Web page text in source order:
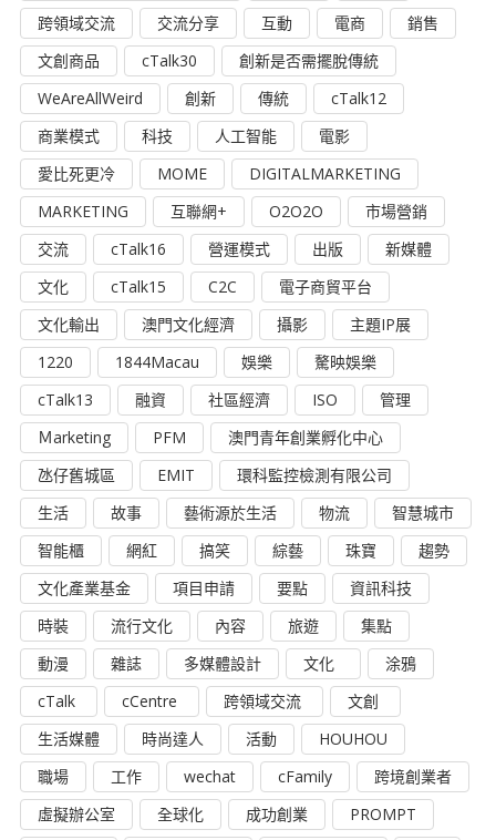
跨領域交流
交流分享 互動 電商
銷售
文創商品
cTalk30
創新是否需擺脫傳統
WeAreAllWeird
創新 傳統
cTalk12
商業模式
科技 人工智能
電影
愛比死更冷
MOME
DIGITALMARKETING
MARKETING
互聯網+ O2O2O
市場營銷
交流
cTalk16 營運模式 出版
新媒體
文化
cTalk15 C2C
電子商貿平台
文化輸出
澳門文化經濟 攝影
主題IP展
1220
1844Macau 娛樂
驁映娛樂
cTalk13
融資 社區經濟 ISO
管理
Ｍarketing
PFM
澳門青年創業孵化中心
氹仔舊城區
EMIT
環科監控檢測有限公司
生活
故事 藝術源於生活 物流
智慧城市
智能櫃
網紅 搞笑 綜藝 珠寶
趨勢
文化產業基金
項目申請 要點
資訊科技
時裝
流行文化 內容 旅遊
集點
動漫
雜誌 多媒體設計 文化
涂鴉
cTalk
cCentre 跨領域交流
文創
生活媒體
時尚達人 活動
HOUHOU
職場
工作 wechat cFamily
跨境創業者
虛擬辦公室
全球化 成功創業
PROMPT